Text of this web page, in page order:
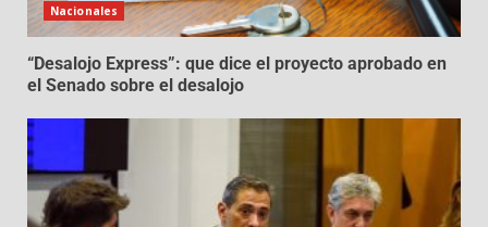
Nacionales
“Desalojo Express”: que dice el proyecto aprobado en
el Senado sobre el desalojo